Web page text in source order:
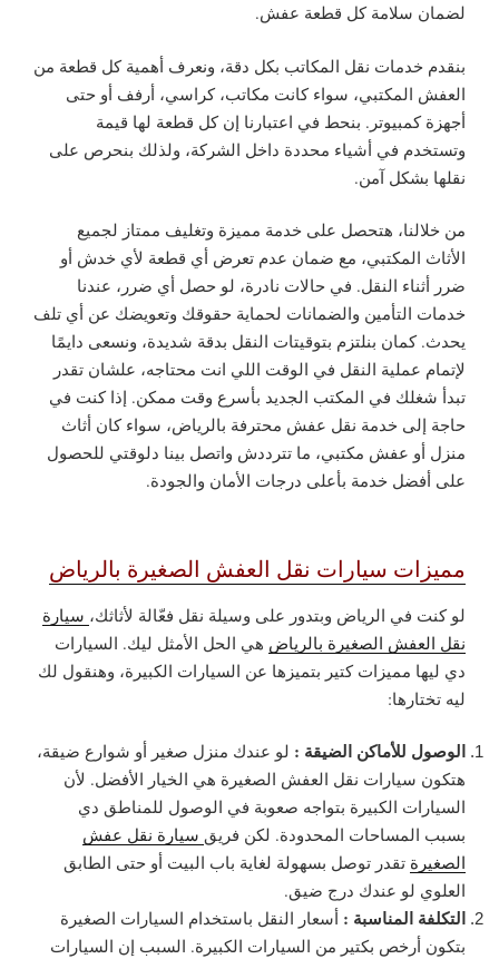
لضمان سلامة كل قطعة عفش.
بنقدم خدمات نقل المكاتب بكل دقة، ونعرف أهمية كل قطعة من
العفش المكتبي، سواء كانت مكاتب، كراسي، أرفف أو حتى
أجهزة كمبيوتر. بنحط في اعتبارنا إن كل قطعة لها قيمة
وتستخدم في أشياء محددة داخل الشركة، ولذلك بنحرص على
نقلها بشكل آمن.
من خلالنا، هتحصل على خدمة مميزة وتغليف ممتاز لجميع
الأثاث المكتبي، مع ضمان عدم تعرض أي قطعة لأي خدش أو
ضرر أثناء النقل. في حالات نادرة، لو حصل أي ضرر، عندنا
خدمات التأمين والضمانات لحماية حقوقك وتعويضك عن أي تلف
يحدث. كمان بنلتزم بتوقيتات النقل بدقة شديدة، ونسعى دايمًا
لإتمام عملية النقل في الوقت اللي انت محتاجه، علشان تقدر
تبدأ شغلك في المكتب الجديد بأسرع وقت ممكن. إذا كنت في
حاجة إلى خدمة نقل عفش محترفة بالرياض، سواء كان أثاث
منزل أو عفش مكتبي، ما تترددش واتصل بينا دلوقتي للحصول
على أفضل خدمة بأعلى درجات الأمان والجودة.
مميزات سيارات نقل العفش الصغيرة بالرياض
لو كنت في الرياض وبتدور على وسيلة نقل فعّالة لأثاثك، سيارة
نقل العفش الصغيرة بالرياض هي الحل الأمثل ليك. السيارات
دي ليها مميزات كتير بتميزها عن السيارات الكبيرة، وهنقول لك
ليه تختارها:
الوصول للأماكن الضيقة : لو عندك منزل صغير أو شوارع ضيقة،
هتكون سيارات نقل العفش الصغيرة هي الخيار الأفضل. لأن
السيارات الكبيرة بتواجه صعوبة في الوصول للمناطق دي
بسبب المساحات المحدودة. لكن فريق سيارة نقل عفش
الصغيرة تقدر توصل بسهولة لغاية باب البيت أو حتى الطابق
العلوي لو عندك درج ضيق.
التكلفة المناسبة : أسعار النقل باستخدام السيارات الصغيرة
بتكون أرخص بكتير من السيارات الكبيرة. السبب إن السيارات